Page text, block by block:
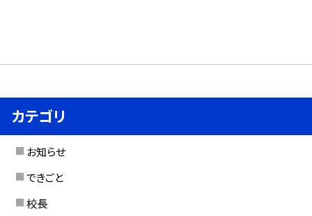
カテゴリ
お知らせ
できごと
校長